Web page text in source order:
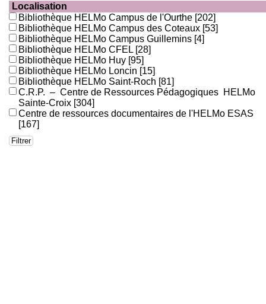
Localisation
Bibliothèque HELMo Campus de l'Ourthe [202]
Bibliothèque HELMo Campus des Coteaux [53]
Bibliothèque HELMo Campus Guillemins [4]
Bibliothèque HELMo CFEL [28]
Bibliothèque HELMo Huy [95]
Bibliothèque HELMo Loncin [15]
Bibliothèque HELMo Saint-Roch [81]
C.R.P. – Centre de Ressources Pédagogiques HELMo
Sainte-Croix [304]
Centre de ressources documentaires de l'HELMo ESAS
[167]